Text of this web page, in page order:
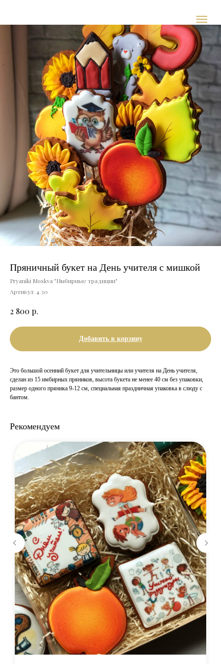
Пряничный букет на День учителя с мишкой
Pryaniki Moskva "Имбирные традиции"
Артикул: 4.30
2 800 р.
Добавить в корзину
Это большой осенний букет для учительницы или учителя на День учителя,
сделан из 15 имбирных пряников, высота букета не менее 40 см без упаковки,
размер одного пряника 9-12 см, специальная праздничная упаковка в слюду с
бантом.
Рекомендуем